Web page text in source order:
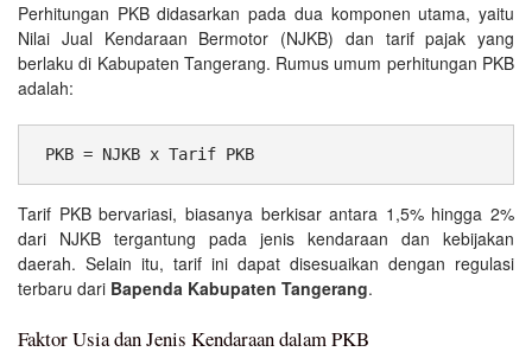
Perhitungan PKB didasarkan pada dua komponen utama, yaitu
Nilai Jual Kendaraan Bermotor (NJKB) dan tarif pajak yang
berlaku di Kabupaten Tangerang. Rumus umum perhitungan PKB
adalah:
PKB = NJKB x Tarif PKB
Tarif PKB bervariasi, biasanya berkisar antara 1,5% hingga 2%
dari NJKB tergantung pada jenis kendaraan dan kebijakan
daerah. Selain itu, tarif ini dapat disesuaikan dengan regulasi
terbaru dari Bapenda Kabupaten Tangerang.
Faktor Usia dan Jenis Kendaraan dalam PKB